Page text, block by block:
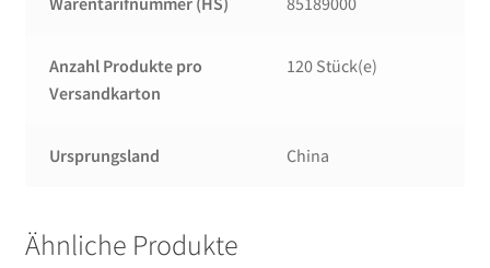
Anzahl Produkte pro
Versandkarton
120 Stück(e)
Ursprungsland China
Ähnliche Produkte